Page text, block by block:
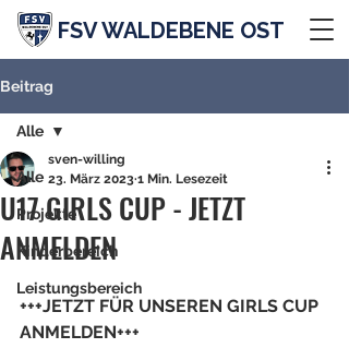
FSV WALDEBENE OST
Beitrag
Alle
Projekte
Kinderbereich
Leistungsbereich
Alle
U17 GIRLS CUP - JETZT
ANMELDEN
sven-willing
23. März 2023 1 Min. Lesezeit
+++JETZT FÜR UNSEREN GIRLS CUP
ANMELDEN+++